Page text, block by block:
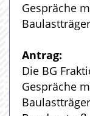
Gespräche
Antrag:
Die BG
Gespräche